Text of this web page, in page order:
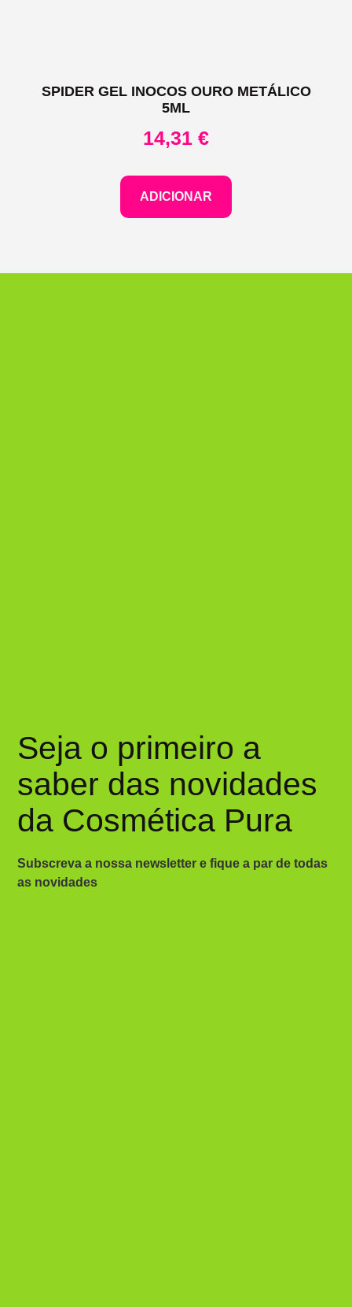
SPIDER GEL INOCOS OURO METÁLICO
5ML
14,31 €
ADICIONAR
Seja o primeiro a
saber das novidades
da Cosmética Pura
Subscreva a nossa newsletter e fique a par de todas
as novidades